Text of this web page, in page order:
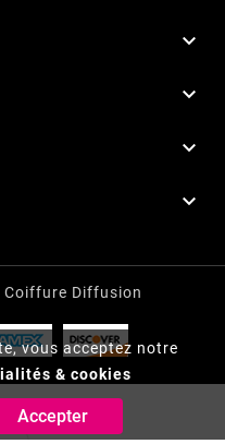
vous acceptez notre
& cookies
Accepter




Diffusion